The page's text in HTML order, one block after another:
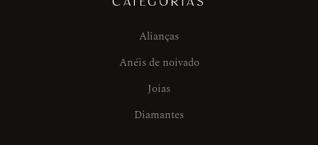
Alianças
Anéis de noivado
Joias
Diamantes